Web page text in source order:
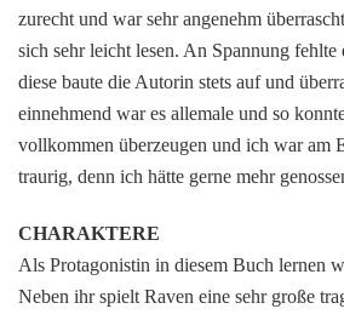
zurecht und war sehr angenehm
sich sehr leicht lesen. An Spannung fehlte
diese baute die Autorin stets auf und
einnehmend war es allemale und so
vollkommen überzeugen und ich war am
traurig, denn ich hätte gerne mehr
CHARAKTERE
Als Protagonistin in diesem Buch lernen
Neben ihr spielt Raven eine sehr große